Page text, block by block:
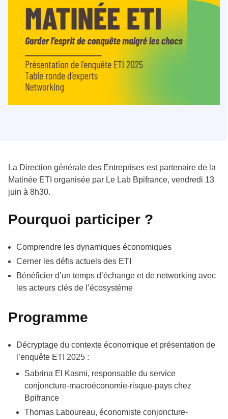
La Direction générale des Entreprises est partenaire de la
Matinée ETI organisée par Le Lab Bpifrance, vendredi 13
juin à 8h30.
Pourquoi participer ?
Comprendre les dynamiques économiques
Cerner les défis actuels des ETI
Bénéficier d’un temps d’échange et de networking avec
les acteurs clés de l’écosystème
Programme
Décryptage du contexte économique et présentation de
l’enquête ETI 2025 :
Sabrina El Kasmi, responsable du service
conjoncture-macroéconomie-risque-pays chez
Bpifrance
Thomas Laboureau, économiste conjoncture-